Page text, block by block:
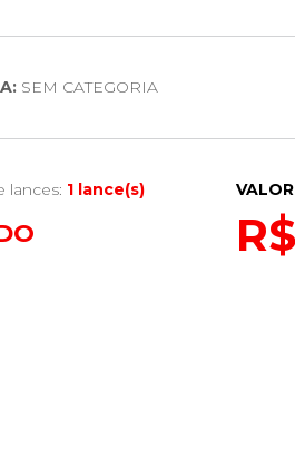
SEM CATEGORIA
lances: 1 lance(s)